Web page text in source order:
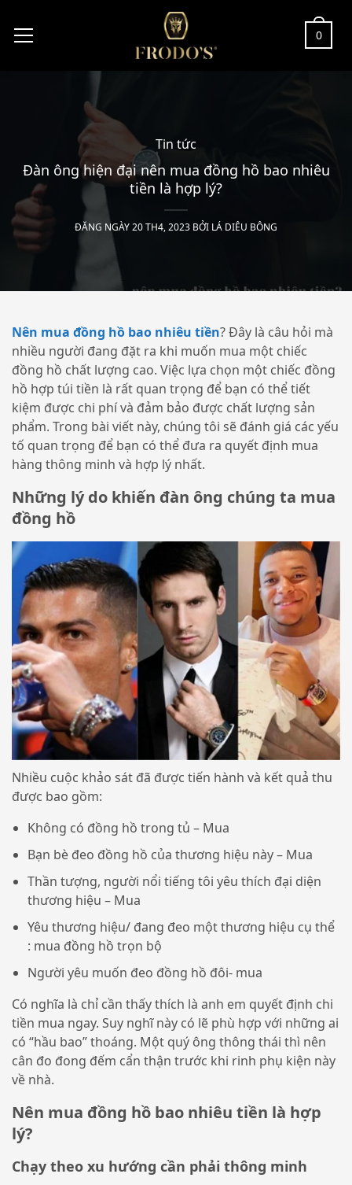
0
Tin tức
Đàn ông hiện đại nên mua đồng hồ bao nhiêu
tiền là hợp lý?
ĐĂNG NGÀY 20 TH4, 2023 BỞI LÁ DIÊU BÔNG
Nên mua đồng hồ bao nhiêu tiền? Đây là câu hỏi mà
nhiều người đang đặt ra khi muốn mua một chiếc
đồng hồ chất lượng cao. Việc lựa chọn một chiếc đồng
hồ hợp túi tiền là rất quan trọng để bạn có thể tiết
kiệm được chi phí và đảm bảo được chất lượng sản
phẩm. Trong bài viết này, chúng tôi sẽ đánh giá các yếu
tố quan trọng để bạn có thể đưa ra quyết định mua
hàng thông minh và hợp lý nhất.
Những lý do khiến đàn ông chúng ta mua
đồng hồ
Nhiều cuộc khảo sát đã được tiến hành và kết quả thu
được bao gồm:
Không có đồng hồ trong tủ – Mua
Bạn bè đeo đồng hồ của thương hiệu này – Mua
Thần tượng, người nổi tiếng tôi yêu thích đại diện
thương hiệu – Mua
Yêu thương hiệu/ đang đeo một thương hiệu cụ thể
: mua đồng hồ trọn bộ
Người yêu muốn đeo đồng hồ đôi- mua
Có nghĩa là chỉ cần thấy thích là anh em quyết định chi
tiền mua ngay. Suy nghĩ này có lẽ phù hợp với những ai
có “hầu bao” thoáng. Một quý ông thông thái thì nên
cân đo đong đếm cẩn thận trước khi rinh phụ kiện này
về nhà.
Nên mua đồng hồ bao nhiêu tiền là hợp
lý?
Chạy theo xu hướng cần phải thông minh